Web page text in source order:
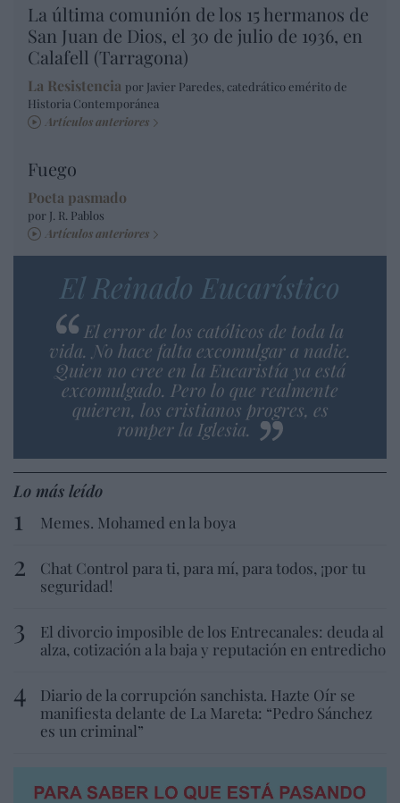
La última comunión de los 15 hermanos de
San Juan de Dios, el 30 de julio de 1936, en
Calafell (Tarragona)
La Resistencia por Javier Paredes, catedrático emérito de
Historia Contemporánea
Artículos anteriores
Fuego
Poeta pasmado
por J. R. Pablos
Artículos anteriores
El Reinado Eucarístico
El error de los católicos de toda la
vida. No hace falta excomulgar a nadie.
Quien no cree en la Eucaristía ya está
excomulgado. Pero lo que realmente
quieren, los cristianos progres, es
romper la Iglesia.
Lo más leído
Memes. Mohamed en la boya
Chat Control para ti, para mí, para todos, ¡por tu
seguridad!
El divorcio imposible de los Entrecanales: deuda al
alza, cotización a la baja y reputación en entredicho
Diario de la corrupción sanchista. Hazte Oír se
manifiesta delante de La Mareta: “Pedro Sánchez
es un criminal”